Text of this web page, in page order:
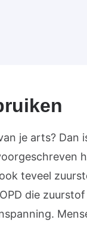
je arts? Dan
teveel
die